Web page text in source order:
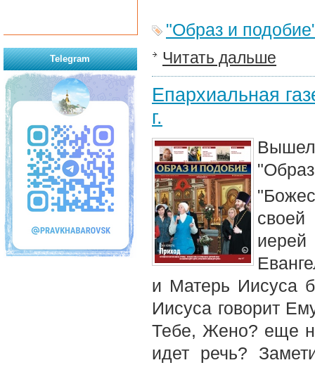
"Образ и
Читать дальше
Епархиальная
г.
Вышел
своей
и Матерь Иисуса
Иисуса говорит
Тебе, Жено? еще
идет речь?
Telegram